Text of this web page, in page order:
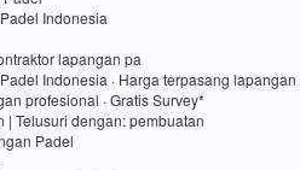
Indonesia
lapangan pa
Indonesia · Harga terpasang
profesional · Gratis Survey*
‎| Telusuri dengan: pembuatan
Padel